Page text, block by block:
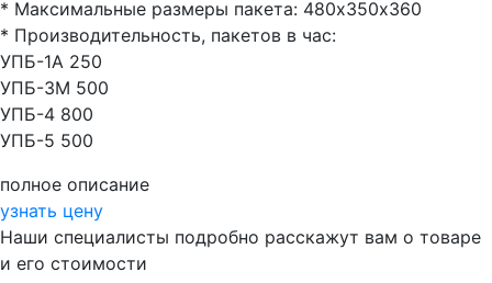
* Максимальные размеры пакета: 480х350х360
* Производительность, пакетов в час:
УПБ-1А 250
УПБ-3М 500
УПБ-4 800
УПБ-5 500
полное описание
узнать цену
Наши специалисты подробно расскажут вам о товаре
и его стоимости